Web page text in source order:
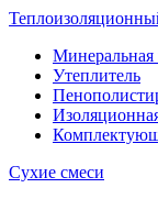
Минеральная
Утеплитель
Сухие смеси